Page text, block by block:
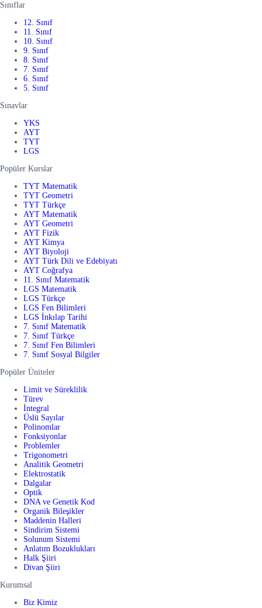
Sınıflar
12. Sınıf
11. Sınıf
10. Sınıf
9. Sınıf
8. Sınıf
7. Sınıf
6. Sınıf
5. Sınıf
Sınavlar
YKS
AYT
TYT
LGS
Popüler Kurslar
TYT Matematik
TYT Geometri
TYT Türkçe
AYT Matematik
AYT Geometri
AYT Fizik
AYT Kimya
AYT Biyoloji
AYT Türk Dili ve Edebiyatı
AYT Coğrafya
11. Sınıf Matematik
LGS Matematik
LGS Türkçe
LGS Fen Bilimleri
LGS İnkılap Tarihi
7. Sınıf Matematik
7. Sınıf Türkçe
7. Sınıf Fen Bilimleri
7. Sınıf Sosyal Bilgiler
Popüler Üniteler
Limit ve Süreklilik
Türev
İntegral
Üslü Sayılar
Polinomlar
Fonksiyonlar
Problemler
Trigonometri
Analitik Geometri
Elektrostatik
Dalgalar
Optik
DNA ve Genetik Kod
Organik Bileşikler
Maddenin Halleri
Sindirim Sistemi
Solunum Sistemi
Anlatım Bozuklukları
Halk Şiiri
Divan Şiiri
Kurumsal
Biz Kimiz